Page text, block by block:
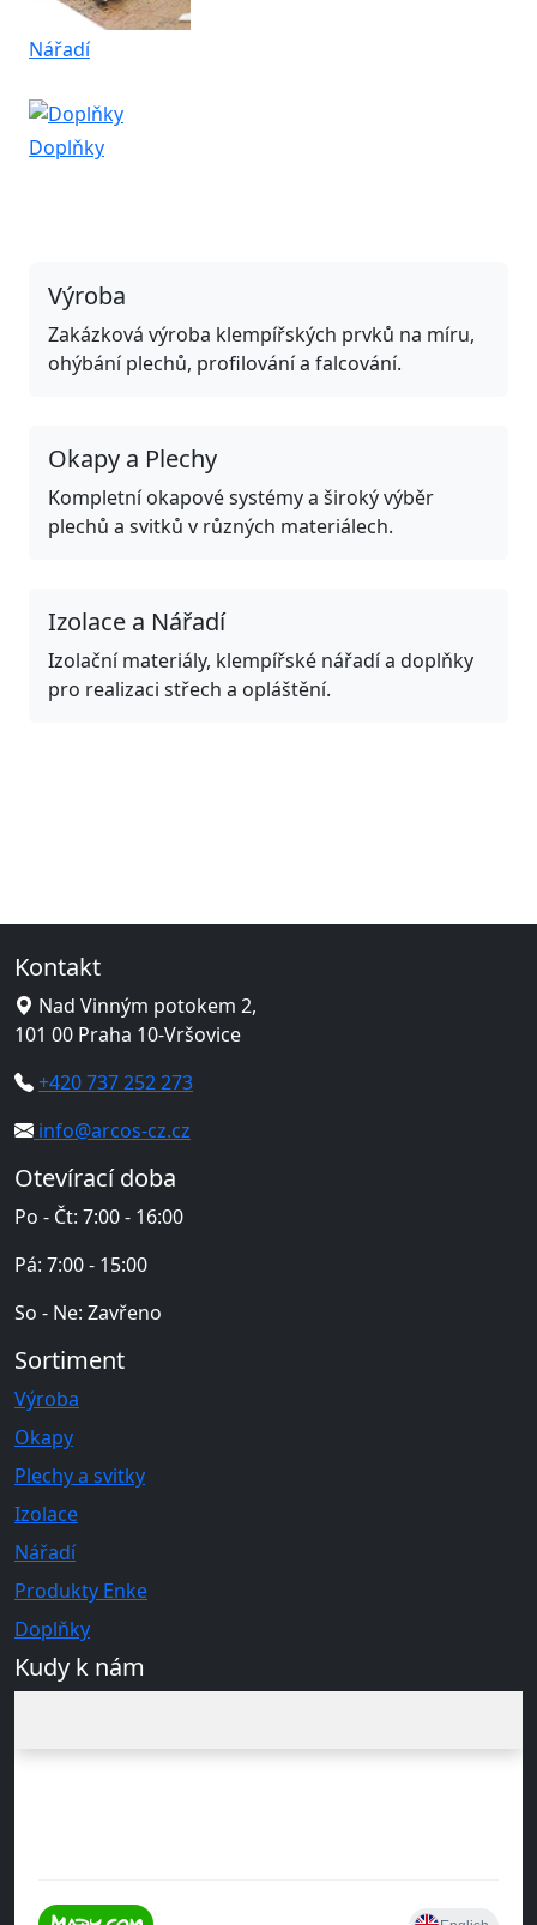
Nářadí
Doplňky
Výroba
Zakázková výroba klempířských prvků na míru,
ohýbání plechů, profilování a falcování.
Okapy a Plechy
Kompletní okapové systémy a široký výběr
plechů a svitků v různých materiálech.
Izolace a Nářadí
Izolační materiály, klempířské nářadí a doplňky
pro realizaci střech a opláštění.
Kontakt
Nad Vinným potokem 2,
101 00 Praha 10-Vršovice
+420 737 252 273
info@arcos-cz.cz
Otevírací doba
Po - Čt: 7:00 - 16:00
Pá: 7:00 - 15:00
So - Ne: Zavřeno
Sortiment
Výroba
Okapy
Plechy a svitky
Izolace
Nářadí
Produkty Enke
Doplňky
Kudy k nám